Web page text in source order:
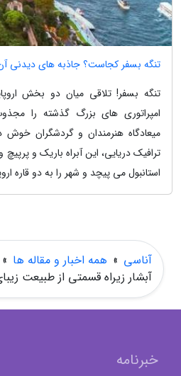
تنگه بسفر کجاست؟ جاذبه های
تنگه بسفر! تلاقی میان دو بخش
امپراتوری های بزرگ گذشته را
میعادگاه هنرمندان و گردشگران
ترافیک دریایی، این آبراه باریک و
استانبول می پیچد و شهر را به دو قاره
آناسی » همه اخبار و مقاله ها »
آبشار زیراه قسمتی از طبیعت
خبرنامه